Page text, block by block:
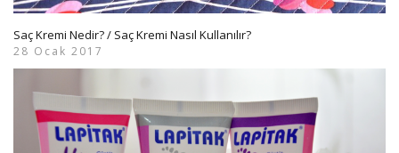
Saç Kremi Nedir? / Saç Kremi Nasıl Kullanılır?
28 Ocak 2017